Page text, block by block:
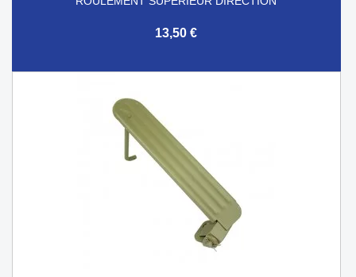
13,50 €